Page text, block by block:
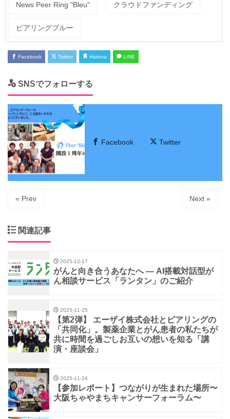
News Peer Ring "Bleu" クラウドファンディング
ピアリングブルー
Facebook Twitter Hatena LINE
SNSでフォローする
Facebook Twitter
« Prev Next »
関連記事
2025-12-17
がんと向き合うあなたへ ― AI搭載対話型が
ん相談サービス「ランタン」のご紹介
2025-11-25
【第2弾】 エーザイ株式会社とピアリングの
「共同化」。製薬企業とがん患者の私たちが
共に時間を過ごしお互いの想いを知る「講
演・座談会」
2025-11-24
【参加レポート】つながりが生まれた場所〜
大阪ちゃやまちキャンサーフォーラム〜